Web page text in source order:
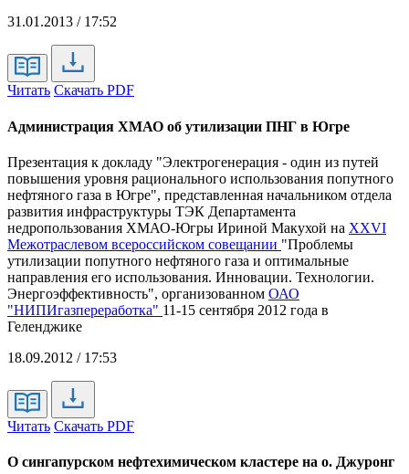
31.01.2013 / 17:52
Читать Скачать PDF
Администрация ХМАО об утилизации ПНГ в Югре
Презентация к докладу "Электрогенерация - один из путей
повышения уровня рационального использования попутного
нефтяного газа в Югре", представленная начальником отдела
развития инфраструктуры ТЭК Департамента
недропользования ХМАО-Югры Ириной Макухой на XXVI
Межотраслевом всероссийском совещании "Проблемы
утилизации попутного нефтяного газа и оптимальные
направления его использования. Инновации. Технологии.
Энергоэффективность", организованном ОАО
"НИПИгазпереработка" 11-15 сентября 2012 года в
Геленджике
18.09.2012 / 17:53
Читать Скачать PDF
О сингапурском нефтехимическом кластере на о. Джуронг